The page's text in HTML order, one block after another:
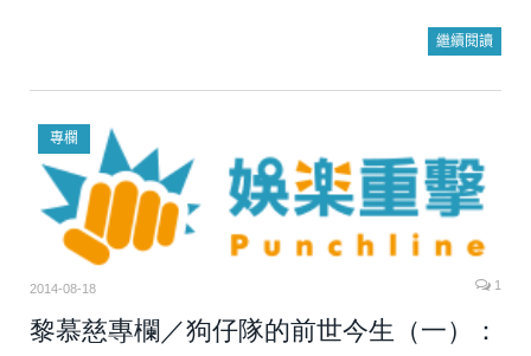
繼續閱讀
專欄
2014-08-18 1
黎慕慈專欄／狗仔隊的前世今生（一）：